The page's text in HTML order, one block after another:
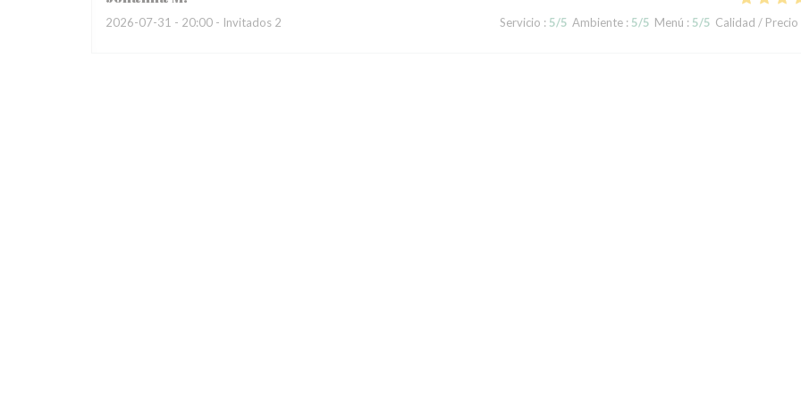
2026-07-31 - 20:00 - Invitados 2 Servicio : 5/5 Ambiente : 5/5 Menú : 5/5 Calidad / Precio